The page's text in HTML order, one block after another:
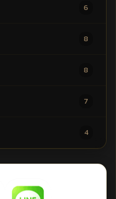
6
8
8
7
4